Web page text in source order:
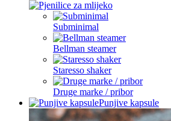
Subminimal
Bellman steamer
Staresso shaker
Druge marke / pribor
Punjive kapsule